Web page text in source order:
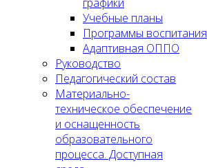
Учебные планы
Программы воспитания
Адаптивная ОППО
Руководство
Педагогический состав
Материально-
техническое обеспечение
и оснащенность
образовательного
процесса. Доступная